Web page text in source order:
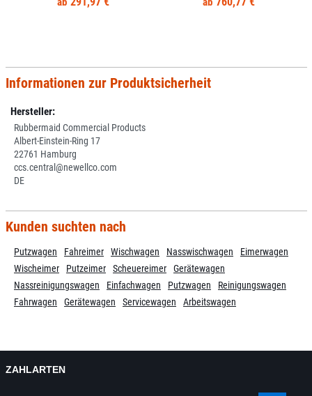
Informationen zur Produktsicherheit
Hersteller:
Rubbermaid Commercial Products
Albert-Einstein-Ring 17
22761 Hamburg
ccs.central@newellco.com
DE
Kunden suchten nach
Putzwagen Fahreimer Wischwagen Nasswischwagen
Eimerwagen
Wischeimer
Putzeimer Scheuereimer
Gerätewagen
Nassreinigungswagen
Einfachwagen Putzwagen
Reinigungswagen
Fahrwagen
Gerätewagen Servicewagen Arbeitswagen
ZAHLARTEN